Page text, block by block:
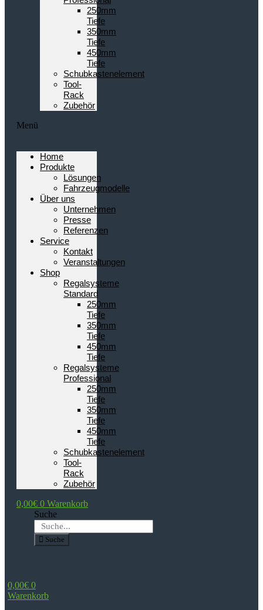
250mm
Tiefe
350mm
Tiefe
450mm
Tiefe
Schubkastenelement
Tool-
Rack
Zubehör
Menü
Home
Produkte
Lösungen
Fahrzeugmodelle
Über uns
Unternehmen
Presse
Referenzen
Service
Kontakt
Veranstaltungen
Shop
Regalsysteme
Standard
250mm
Tiefe
350mm
Tiefe
450mm
Tiefe
Regalsysteme
Professional
250mm
Tiefe
350mm
Tiefe
450mm
Tiefe
Schubkastenelement
Tool-
Rack
Zubehör
0,00€ 0 Warenkorb
Suche
Suche
0,00€ 0
Warenkorb